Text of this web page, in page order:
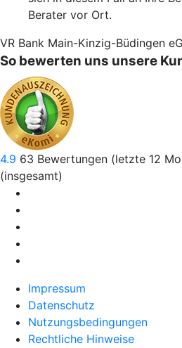
Berater vor Ort.
VR Bank Main-Kinzig-Büdingen eG
So bewerten uns unsere
4.9 63 Bewertungen (letzte 12
(insgesamt)
Impressum
Datenschutz
Nutzungsbedingungen
Rechtliche Hinweise